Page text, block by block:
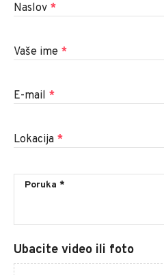
Naslov *
Vaše ime *
E-mail *
Lokacija *
Ubacite video ili foto